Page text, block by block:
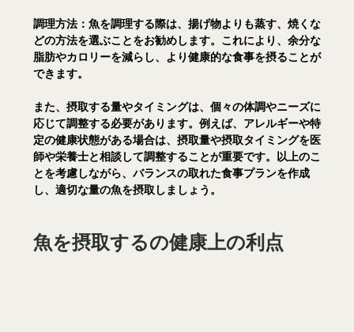
調理方法： 魚を調理する際は、揚げ物よりも蒸す、焼くな
どの方法を選ぶことをお勧めします。これにより、余分な
脂肪やカロリーを減らし、より健康的な食事を摂ることが
できます。
また、摂取する量やタイミングは、個々の体調やニーズに
応じて調整する必要があります。例えば、アレルギーや特
定の健康状態がある場合は、摂取量や摂取タイミングを医
師や栄養士と相談して調整することが重要です。以上のこ
とを考慮しながら、バランスの取れた食事プランを作成
し、適切な量の魚を摂取しましょう。
魚を摂取するの健康上の利点